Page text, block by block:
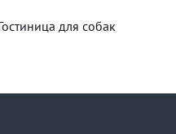
для собак